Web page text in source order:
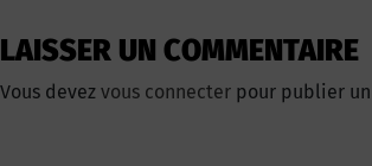
LAISSER UN COMMENTAIRE
Vous devez vous connecter pour publier